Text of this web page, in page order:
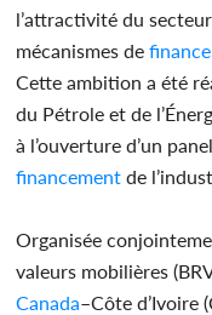
l’attractivité du
mécanismes de
Cette ambition a été
du Pétrole et de
à l’ouverture d’un
financement de
Organisée
valeurs mobilières
Canada–Côte d’Ivoire